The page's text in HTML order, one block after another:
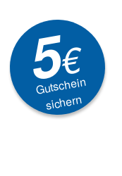
5€
Gutschein
sichern